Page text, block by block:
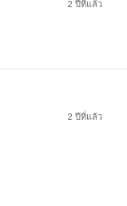
2 ปีที่แล้ว
2 ปีที่แล้ว